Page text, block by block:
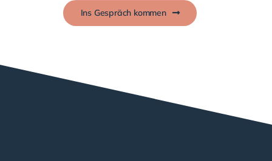
Ins Gespräch kommen